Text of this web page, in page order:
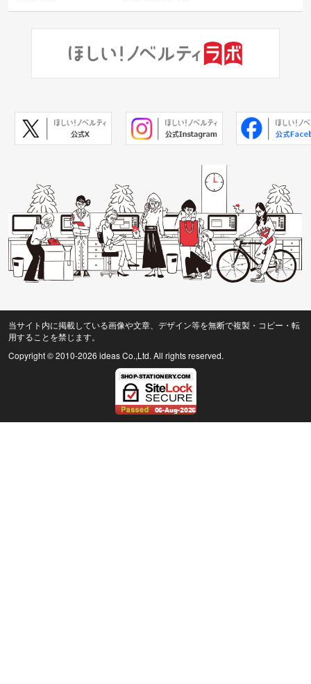
当サイト内に掲載している画像や文章、デザイン等を無断で複製・コピー・転
用することを禁じます。
Copyright © 2010-2026 ideas Co.,Ltd. All rights reserved.